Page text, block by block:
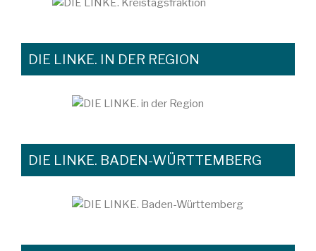
DIE LINKE. IN DER REGION
DIE LINKE. BADEN-WÜRTTEMBERG